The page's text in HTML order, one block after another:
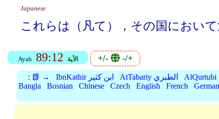
Japanese
これらは（凡て），その国におい
Ayah 89:12 الأية +/- -/+
: 📗 → IbnKathir ابن كثير AtTabariy الطبري
Bangla
Bosnian Chinese Czech English French German